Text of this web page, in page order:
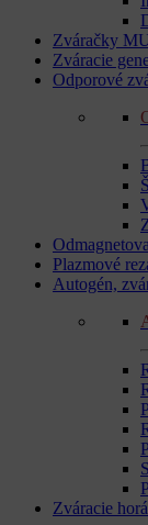
Zváračky
Zváracie
Odporové
Plazmové
Autogén,
Zváracie